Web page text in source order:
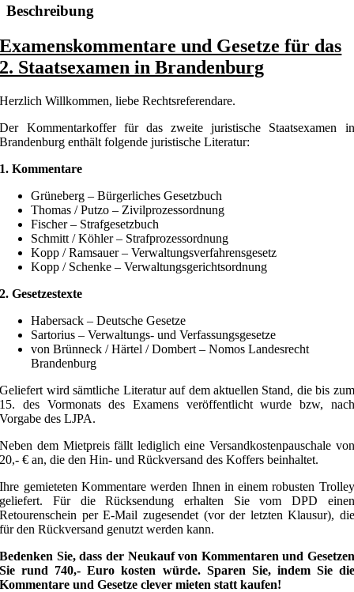
Beschreibung
Examenskommentare und Gesetze für das
2. Staatsexamen in Brandenburg
Herzlich Willkommen, liebe Rechtsreferendare.
Der Kommentarkoffer für das zweite juristische Staatsexamen in
Brandenburg enthält folgende juristische Literatur:
1. Kommentare
Grüneberg – Bürgerliches Gesetzbuch
Thomas / Putzo – Zivilprozessordnung
Fischer – Strafgesetzbuch
Schmitt / Köhler – Strafprozessordnung
Kopp / Ramsauer – Verwaltungsverfahrensgesetz
Kopp / Schenke – Verwaltungsgerichtsordnung
2. Gesetzestexte
Habersack – Deutsche Gesetze
Sartorius – Verwaltungs- und Verfassungsgesetze
von Brünneck / Härtel / Dombert – Nomos Landesrecht
Brandenburg
Geliefert wird sämtliche Literatur auf dem aktuellen Stand, die bis zum
15. des Vormonats des Examens veröffentlicht wurde bzw, nach
Vorgabe des LJPA.
Neben dem Mietpreis fällt lediglich eine Versandkostenpauschale von
20,- € an, die den Hin- und Rückversand des Koffers beinhaltet.
Ihre gemieteten Kommentare werden Ihnen in einem robusten Trolley
geliefert. Für die Rücksendung erhalten Sie vom DPD einen
Retourenschein per E-Mail zugesendet (vor der letzten Klausur), die
für den Rückversand genutzt werden kann.
Bedenken Sie, dass der Neukauf von Kommentaren und Gesetzen
Sie rund 740,- Euro kosten würde. Sparen Sie, indem Sie die
Kommentare und Gesetze clever mieten statt kaufen!